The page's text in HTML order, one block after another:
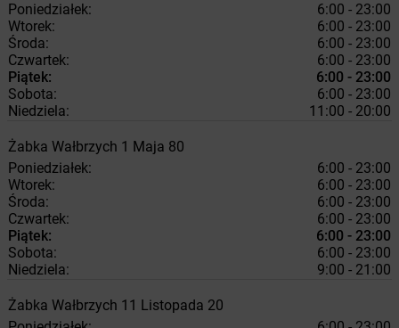
Poniedziałek:
6:00 - 23:00
Wtorek:
6:00 - 23:00
Środa:
6:00 - 23:00
Czwartek:
6:00 - 23:00
Piątek:
6:00 - 23:00
Sobota:
6:00 - 23:00
Niedziela:
11:00 - 20:00
Żabka Wałbrzych 1 Maja 80
Poniedziałek:
6:00 - 23:00
Wtorek:
6:00 - 23:00
Środa:
6:00 - 23:00
Czwartek:
6:00 - 23:00
Piątek:
6:00 - 23:00
Sobota:
6:00 - 23:00
Niedziela:
9:00 - 21:00
Żabka Wałbrzych 11 Listopada 20